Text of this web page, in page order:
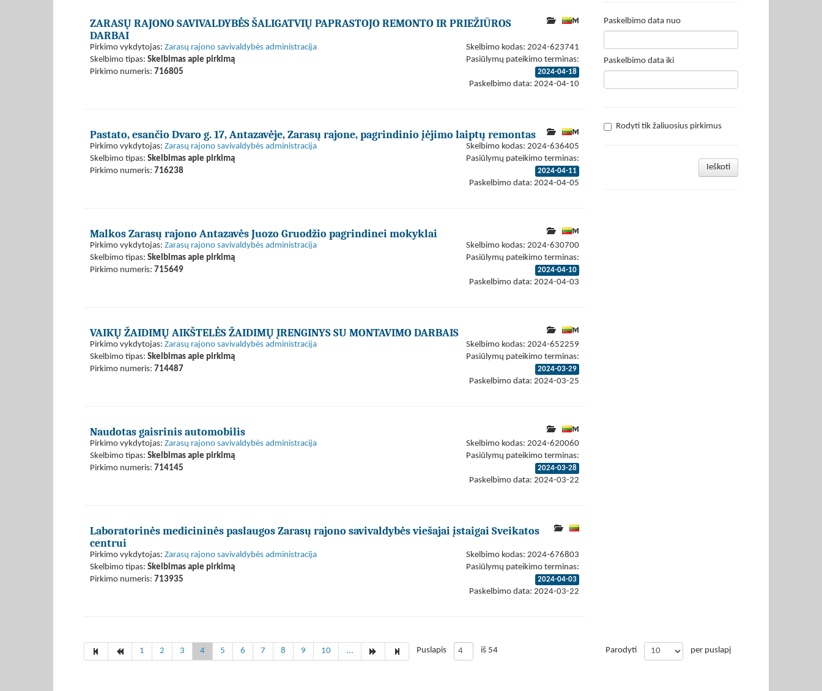
ZARASŲ RAJONO SAVIVALDYBĖS ŠALIGATVIŲ PAPRASTOJO REMONTO IR PRIEŽIŪROS
DARBAI
Pirkimo vykdytojas: Zarasų rajono savivaldybės administracija
Skelbimo tipas: Skelbimas apie pirkimą
Pirkimo numeris: 716805
Skelbimo kodas: 2024-623741
Pasiūlymų pateikimo terminas:
2024-04-18
Paskelbimo data: 2024-04-10
Pastato, esančio Dvaro g. 17, Antazavėje, Zarasų rajone, pagrindinio įėjimo laiptų remontas
Pirkimo vykdytojas: Zarasų rajono savivaldybės administracija
Skelbimo tipas: Skelbimas apie pirkimą
Pirkimo numeris: 716238
Skelbimo kodas: 2024-636405
Pasiūlymų pateikimo terminas:
2024-04-11
Paskelbimo data: 2024-04-05
Malkos Zarasų rajono Antazavės Juozo Gruodžio pagrindinei mokyklai
Pirkimo vykdytojas: Zarasų rajono savivaldybės administracija
Skelbimo tipas: Skelbimas apie pirkimą
Pirkimo numeris: 715649
Skelbimo kodas: 2024-630700
Pasiūlymų pateikimo terminas:
2024-04-10
Paskelbimo data: 2024-04-03
VAIKŲ ŽAIDIMŲ AIKŠTELĖS ŽAIDIMŲ ĮRENGINYS SU MONTAVIMO DARBAIS
Pirkimo vykdytojas: Zarasų rajono savivaldybės administracija
Skelbimo tipas: Skelbimas apie pirkimą
Pirkimo numeris: 714487
Skelbimo kodas: 2024-652259
Pasiūlymų pateikimo terminas:
2024-03-29
Paskelbimo data: 2024-03-25
Naudotas gaisrinis automobilis
Pirkimo vykdytojas: Zarasų rajono savivaldybės administracija
Skelbimo tipas: Skelbimas apie pirkimą
Pirkimo numeris: 714145
Skelbimo kodas: 2024-620060
Pasiūlymų pateikimo terminas:
2024-03-28
Paskelbimo data: 2024-03-22
Laboratorinės medicininės paslaugos Zarasų rajono savivaldybės viešajai įstaigai Sveikatos
centrui
Pirkimo vykdytojas: Zarasų rajono savivaldybės administracija
Skelbimo tipas: Skelbimas apie pirkimą
Pirkimo numeris: 713935
Skelbimo kodas: 2024-676803
Pasiūlymų pateikimo terminas:
2024-04-03
Paskelbimo data: 2024-03-22
Paskelbimo data nuo
Paskelbimo data iki
Rodyti tik žaliuosius pirkimus
Ieškoti
1 2 3 4 5 6 7 8 9 10 ... Puslapis iš 54 Parodyti per puslapį